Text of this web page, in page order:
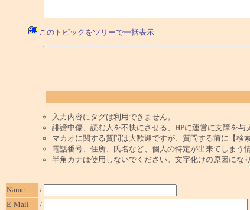
このトピックをツリーで一括表示
入力内容にタグは利用できません。
誹謗中傷、読む人を不快にさせる、HPに運営に支障を与
マカオに関する質問は大歓迎ですが、質問する前に【検
電話番号、住所、氏名など、個人の特定が出来てしまう
半角カナは使用しないでください。文字化けの原因になり
Name
/
E-Mail
/